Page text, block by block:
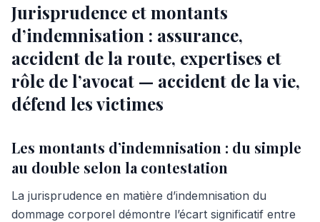
Jurisprudence et montants
d’indemnisation : assurance,
accident de la route, expertises et
rôle de l’avocat — accident de la vie,
défend les victimes
Les montants d’indemnisation : du simple
au double selon la contestation
La jurisprudence en matière d’indemnisation du
dommage corporel démontre l’écart significatif entre